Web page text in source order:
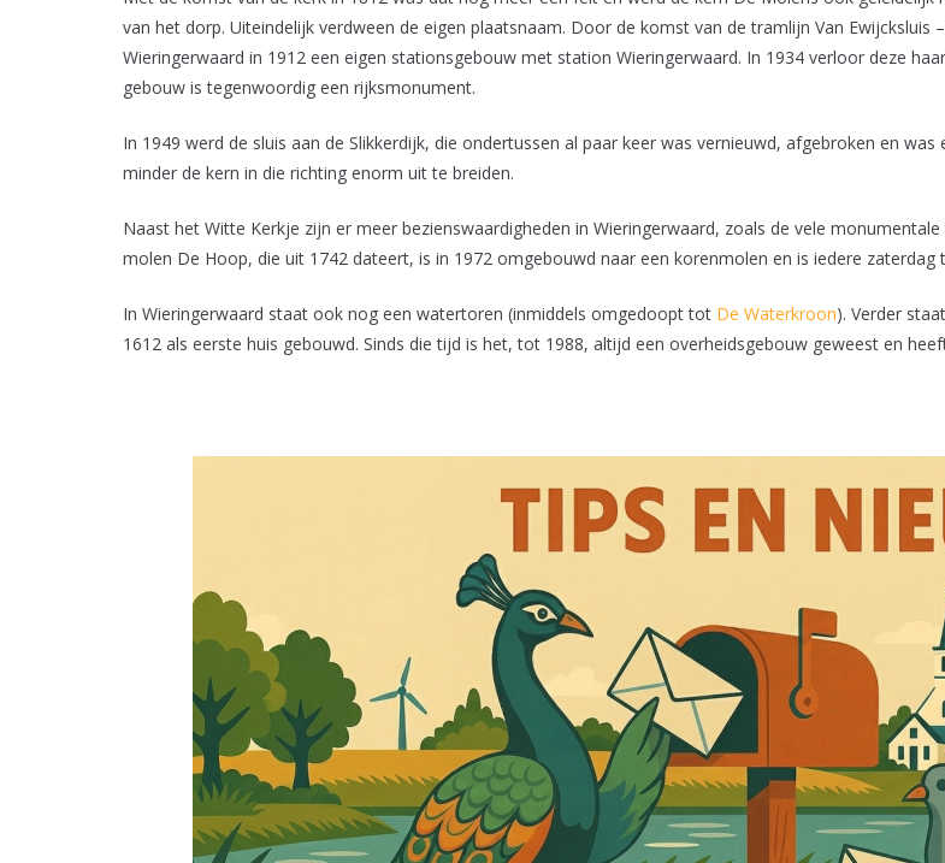
van het dorp. Uiteindelijk verdween de eigen plaatsnaam. Door de komst van de tramlijn Van Ewijcksluis
Wieringerwaard in 1912 een eigen stationsgebouw met station Wieringerwaard. In 1934 verloor deze
gebouw is tegenwoordig een rijksmonument.
In 1949 werd de sluis aan de Slikkerdijk, die ondertussen al paar keer was vernieuwd, afgebroken en was
minder de kern in die richting enorm uit te breiden.
Naast het Witte Kerkje zijn er meer bezienswaardigheden in Wieringerwaard, zoals de vele
molen De Hoop, die uit 1742 dateert, is in 1972 omgebouwd naar een korenmolen en is iedere
In Wieringerwaard staat ook nog een watertoren (inmiddels omgedoopt tot De Waterkroon). Verder
1612 als eerste huis gebouwd. Sinds die tijd is het, tot 1988, altijd een overheidsgebouw geweest en